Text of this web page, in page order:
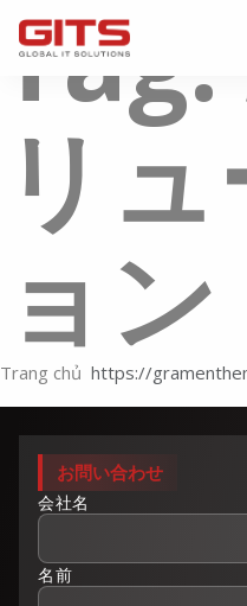
リ
ョン
Trang chủ
お問い合わせ
会社名
名前